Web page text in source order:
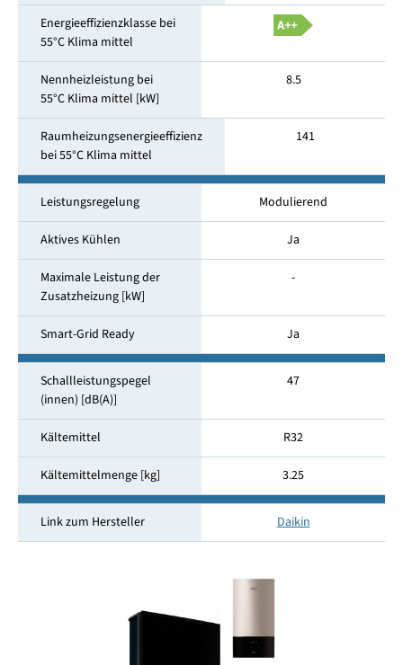
Energieeffizienzklasse bei
55°C Klima mittel
Nennheizleistung bei
55°C Klima mittel [kW]
8.5
Raumheizungsenergieeffizienz
bei 55°C Klima mittel
141
Leistungsregelung Modulierend
Aktives Kühlen Ja
Maximale Leistung der
Zusatzheizung [kW]
-
Smart-Grid Ready Ja
Schallleistungspegel
(innen) [dB(A)]
47
Kältemittel R32
Kältemittelmenge [kg] 3.25
Link zum Hersteller Daikin